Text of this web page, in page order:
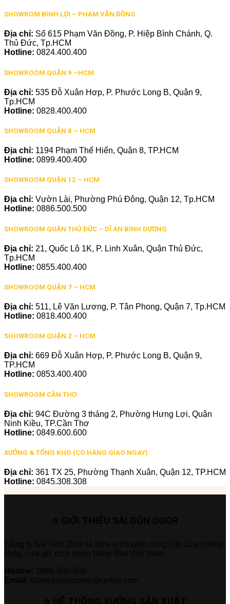
SHOWROM BÌNH LỢI – PHẠM VĂN ĐỒNG
Địa chỉ: Số 615 Phạm Văn Đồng, P. Hiệp Bình Chánh, Q.
Thủ Đức, Tp.HCM
Hotline: 0824.400.400
SHOWROOM QUẬN 9 –HCM
Địa chỉ: 535 Đỗ Xuân Hợp, P. Phước Long B, Quận 9,
Tp.HCM
Hotline: 0828.400.400
SHOWROOM QUẬN 8 – HCM
Địa chỉ: 1194 Phạm Thế Hiển, Quận 8, TP.HCM
Hotline: 0899.400.400
SHOWROOM QUẬN 12 – HCM
Địa chỉ: Vườn Lài, Phường Phú Đông, Quận 12, Tp.HCM
Hotline: 0886.500.500
SHOWROOM QUẬN THỦ ĐỨC – DĨ AN BÌNH DƯƠNG
Địa chỉ: 21, Quốc Lộ 1K, P. Linh Xuân, Quận Thủ Đức,
Tp.HCM
Hotline: 0855.400.400
SHOWROOM QUẬN 7 – HCM
Địa chỉ: 511, Lê Văn Lương, P. Tân Phong, Quận 7, Tp.HCM
Hotline: 0818.400.400
SHOWROOM QUẬN 2 – HCM:
Địa chỉ: 669 Đỗ Xuân Hợp, P. Phước Long B, Quận 9,
TP.HCM
Hotline: 0853.400.400
SHOWROOM CẦN THƠ:
Địa chỉ: 94C Đường 3 tháng 2, Phường Hưng Lợi, Quận
Ninh Kiều, TP.Cần Thơ
Hotline: 0849.600.600
XƯỞNG & TỔNG KHO (CÓ HÀNG GIAO NGAY):
Địa chỉ: 361 TX 25, Phường Thạnh Xuân, Quận 12, TP.HCM
Hotline: 0845.308.308